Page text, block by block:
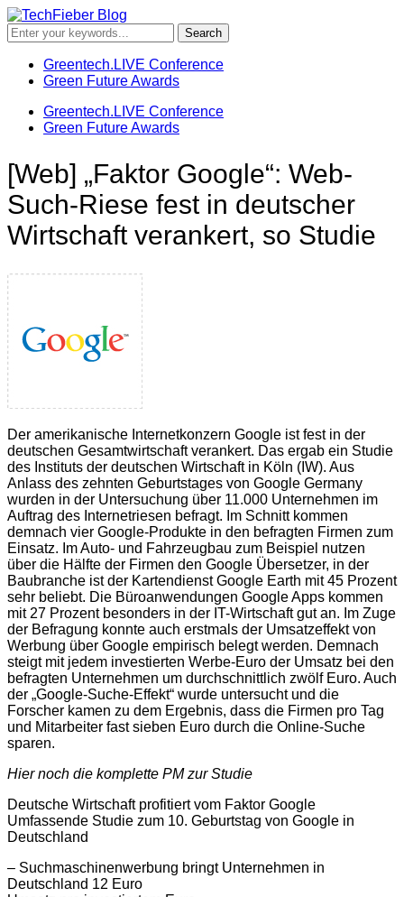
Greentech.LIVE Conference
Green Future Awards
Greentech.LIVE Conference
Green Future Awards
[Web] „Faktor Google“: Web-
Such-Riese fest in deutscher
Wirtschaft verankert, so Studie
Der amerikanische Internetkonzern Google ist fest in der
deutschen Gesamtwirtschaft verankert. Das ergab ein Studie
des Instituts der deutschen Wirtschaft in Köln (IW). Aus
Anlass des zehnten Geburtstages von Google Germany
wurden in der Untersuchung über 11.000 Unternehmen im
Auftrag des Internetriesen befragt. Im Schnitt kommen
demnach vier Google-Produkte in den befragten Firmen zum
Einsatz. Im Auto- und Fahrzeugbau zum Beispiel nutzen
über die Hälfte der Firmen den Google Übersetzer, in der
Baubranche ist der Kartendienst Google Earth mit 45 Prozent
sehr beliebt. Die Büroanwendungen Google Apps kommen
mit 27 Prozent besonders in der IT-Wirtschaft gut an. Im Zuge
der Befragung konnte auch erstmals der Umsatzeffekt von
Werbung über Google empirisch belegt werden. Demnach
steigt mit jedem investierten Werbe-Euro der Umsatz bei den
befragten Unternehmen um durchschnittlich zwölf Euro. Auch
der „Google-Suche-Effekt“ wurde untersucht und die
Forscher kamen zu dem Ergebnis, dass die Firmen pro Tag
und Mitarbeiter fast sieben Euro durch die Online-Suche
sparen.
Hier noch die komplette PM zur Studie
Deutsche Wirtschaft profitiert vom Faktor Google
Umfassende Studie zum 10. Geburtstag von Google in
Deutschland
– Suchmaschinenwerbung bringt Unternehmen in
Deutschland 12 Euro